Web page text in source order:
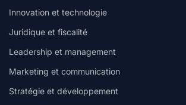
Innovation et technologie
Juridique et fiscalité
Leadership et management
Marketing et communication
Stratégie et développement